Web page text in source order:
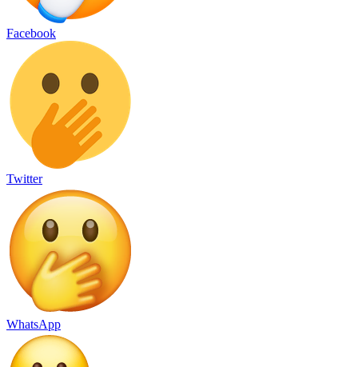
Facebook
Twitter
WhatsApp